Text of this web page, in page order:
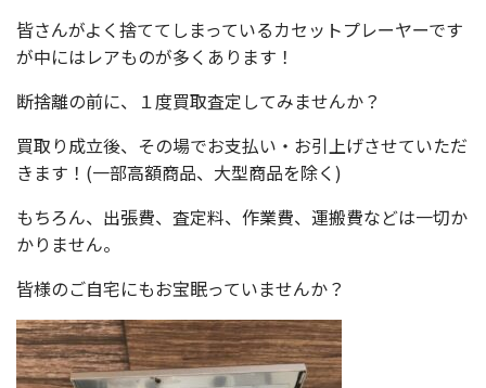
皆さんがよく捨ててしまっているカセットプレーヤーです
が中にはレアものが多くあります！
断捨離の前に、１度買取査定してみませんか？
買取り成立後、その場でお支払い・お引上げさせていただ
きます！(一部高額商品、大型商品を除く)
もちろん、出張費、査定料、作業費、運搬費などは一切か
かりません。
皆様のご自宅にもお宝眠っていませんか？